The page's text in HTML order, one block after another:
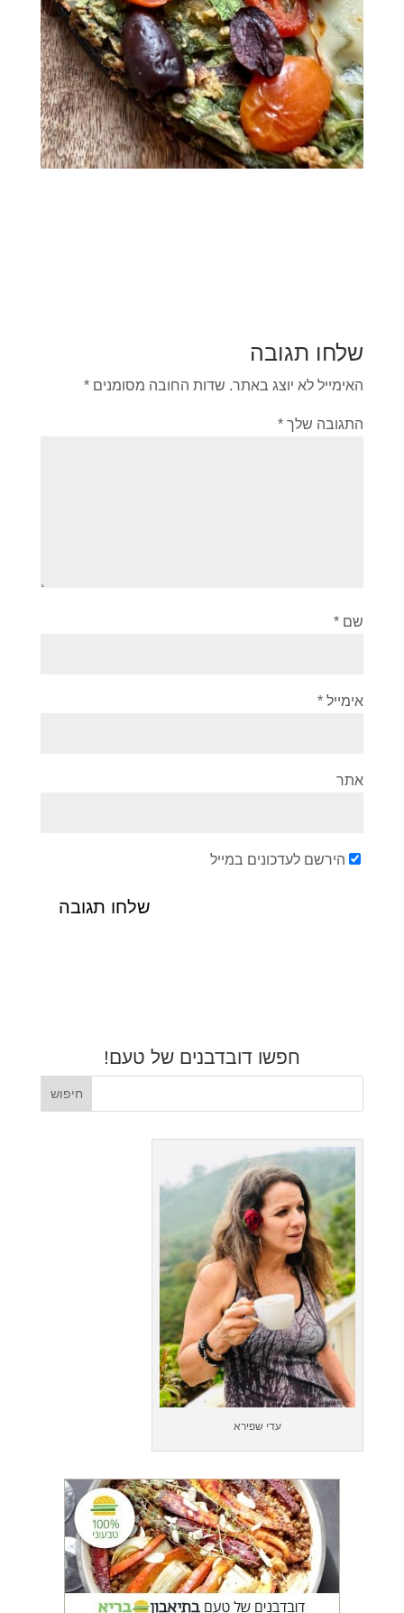
שלחו תגובה
האימייל לא יוצג באתר. שדות החובה מסומנים *
התגובה שלך *
שם *
אימייל *
אתר
הירשם לעדכונים במייל
חפשו דובדבנים של טעם!
עדי שפירא